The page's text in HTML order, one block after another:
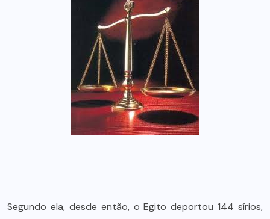
Segundo ela, desde então, o Egito deportou 144 sírios,